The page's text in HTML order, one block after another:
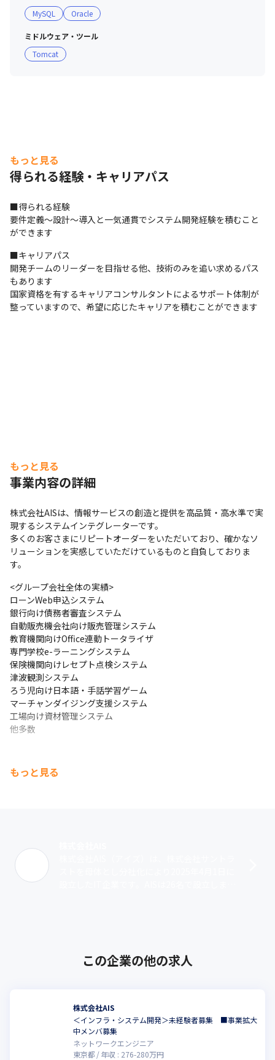
MySQL
Oracle
ミドルウェア・ツール
Tomcat
もっと見る
得られる経験・キャリアパス
■得られる経験
要件定義～設計～導入と一気通貫でシステム開発経験を積むこと
ができます
■キャリアパス
開発チームのリーダーを目指せる他、技術のみを追い求めるパス
もあります
国家資格を有するキャリアコンサルタントによるサポート体制が
整っていますので、希望に応じたキャリアを積むことができます
もっと見る
事業内容の詳細
株式会社AISは、情報サービスの創造と提供を高品質・高水準で実
現するシステムインテグレーターです。
多くのお客さまにリピートオーダーをいただいており、確かなソ
リューションを実感していただけているものと自負しておりま
す。
<グループ会社全体の実績>
ローンWeb申込システム
銀行向け債務者審査システム
自動販売機会社向け販売管理システム
教育機関向けOffice連動トータライザ
専門学校e-ラーニングシステム
保険機関向けレセプト点検システム
津波観測システム
ろう児向け日本語・手話学習ゲーム
マーチャンダイジング支援システム
工場向け資材管理システム
他多数
もっと見る
この企業の他の求人
株式会社AIS
＜インフラ・システム開発＞未経験者募集 ■事業拡大
中メンバ募集
ネットワークエンジニア
東京都
年収 : 276-280万円